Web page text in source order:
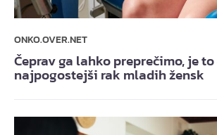
ONKO.OVER.NET
Čeprav ga lahko preprečimo, je to
najpogostejši rak mladih žensk